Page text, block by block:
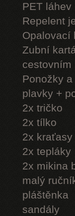
PET
Repelent
Opalovací
Zubní
cestovním
Ponožky
plavky +
2x tričko
2x tílko
2x kraťasy
2x tepláky
2x mikina
malý
pláštěnka
sandály